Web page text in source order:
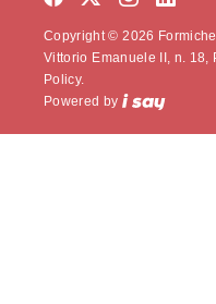
Copyright © 2026
Vittorio Emanuele II, n. 18,
Policy.
Powered by